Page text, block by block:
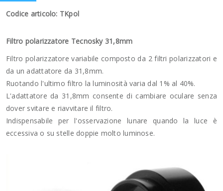
Codice articolo: TKpol
Filtro polarizzatore Tecnosky 31,8mm
Filtro polarizzatore variabile composto da 2 filtri polarizzatori e
da un adattatore da 31,8mm.
Ruotando l'ultimo filtro la luminosità varia dal 1% al 40%.
L'adattatore da 31,8mm consente di cambiare oculare senza
dover svitare e riavvitare il filtro.
Indispensabile per l'osservazione lunare quando la luce è
eccessiva o su stelle doppie molto luminose.